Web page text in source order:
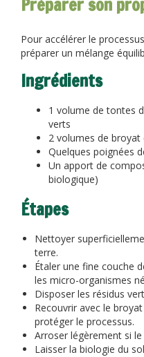
Préparer son
Pour accélérer le
préparer un mélange
Ingrédients
1 volume de tontes
verts
2 volumes de broyat
Quelques poignées
Un apport de
biologique)
Étapes
Nettoyer
terre.
Étaler une fine couche
les micro-organismes
Disposer les résidus
Recouvrir avec le
protéger le processus.
Arroser légèrement si
Laisser la biologie du